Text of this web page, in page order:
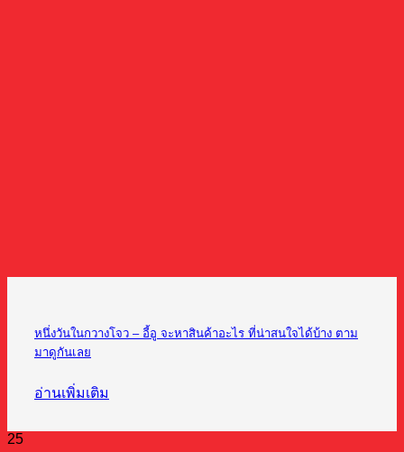
หนึ่งวันในกวางโจว – อี้อู จะหาสินค้าอะไร ที่น่าสนใจได้บ้าง ตาม
มาดูกันเลย
อ่านเพิ่มเติม
25